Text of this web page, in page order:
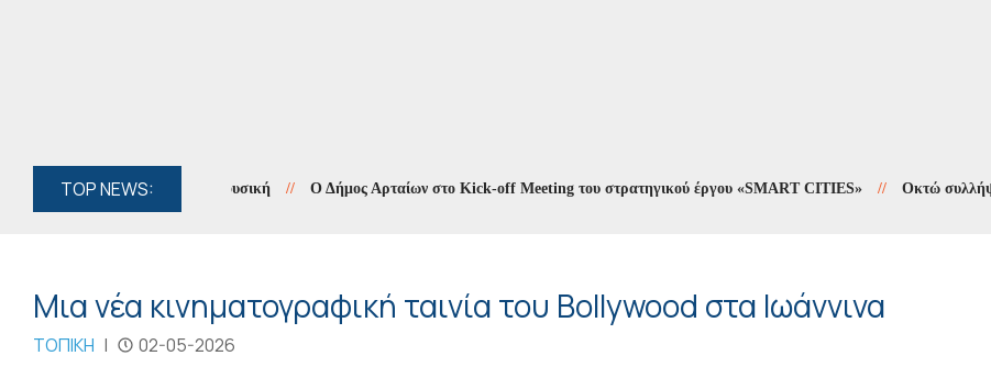
TOP NEWS:
στην Κόνιτσα για τη μουσική // Ο Δήμος Αρταίων στο Kick-off Meeting του στρατηγικού έργου «SMART CITIES» // Οκτώ συλλήψεις
Μια νέα κινηματογραφική ταινία του Bollywood στα Ιωάννινα
ΤΟΠΙΚΗ | 02-05-2026